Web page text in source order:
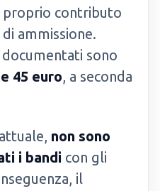
proprio contributo
ammissione.
sono
45 euro, a seconda
non sono
i bandi con gli
il